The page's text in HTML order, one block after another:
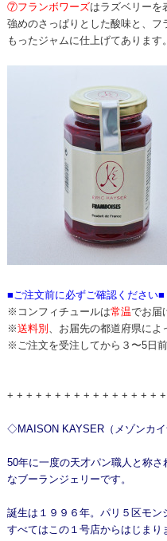
⑦フランボワーズはラズベリーを
強めのさっぱりとした酸味と、
もったジャムに仕上げてあります。
■ご注文前に必ずご確認ください■
※コンフィチュールは常温でお届
※送料別 、お届先の都道府県によ
※ご注文を受注してから３〜5日
+ + + + + + + + + + + + + + + +
◇MAISON KAYSER（メゾンカ
50年に一度の天才パン職人と称
なブーランジェリーです。
誕生は１９９６年。パリ５区モン
すべてはこの１号店からはじまり